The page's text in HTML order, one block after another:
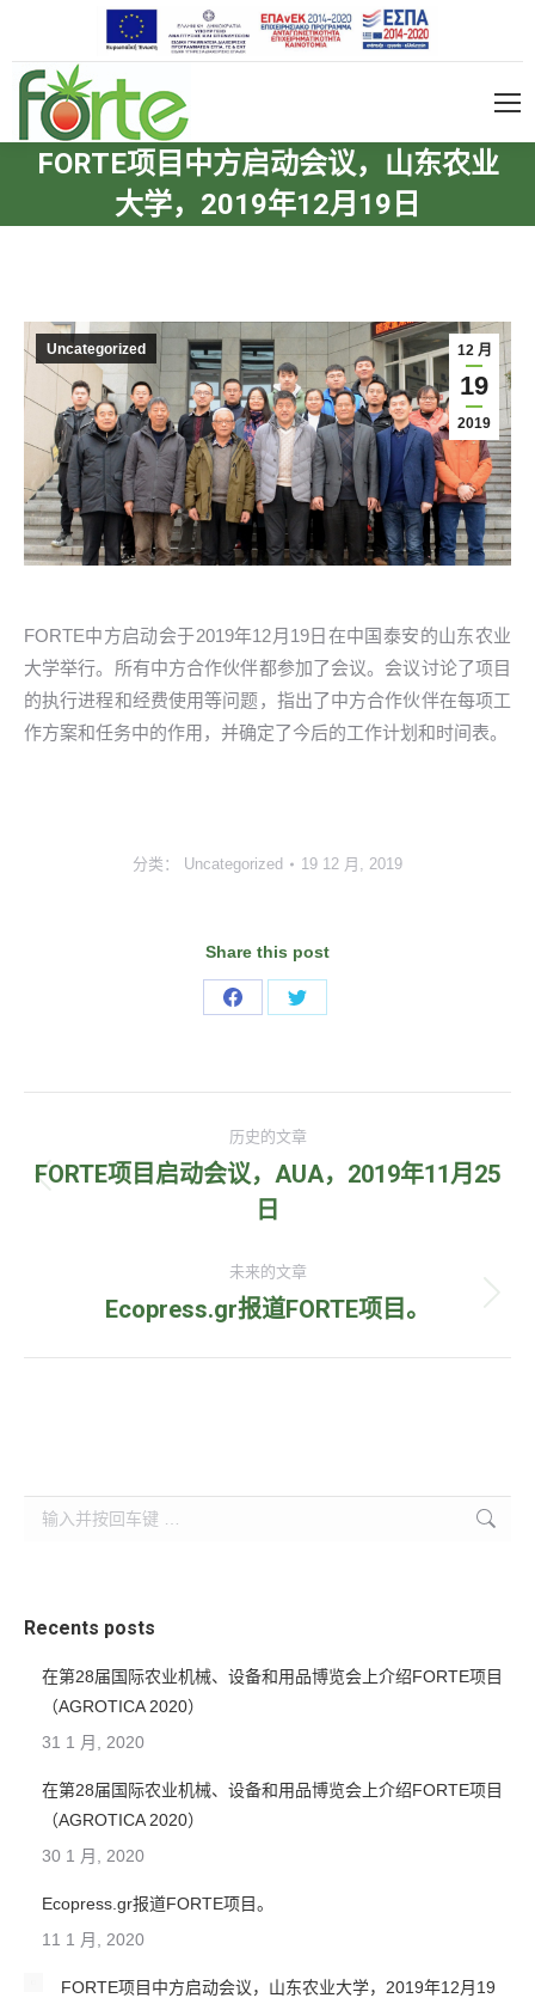
FORTE项目中方启动会议，山东农业
大学，2019年12月19日
12 月
19
2019
Uncategorized
FORTE中方启动会于2019年12月19日在中国泰安的山东农业
大学举行。所有中方合作伙伴都参加了会议。会议讨论了项目
的执行进程和经费使用等问题，指出了中方合作伙伴在每项工
作方案和任务中的作用，并确定了今后的工作计划和时间表。
分类： Uncategorized 19 12 月, 2019
Share this post
Share
Share
章
历史的文章
史
章：
FORTE项目启动会议，AUA，2019年11月25
日
未来的文章
未
Ecopress.gr报道FORTE项目。
Search:
Recents posts
在第28届国际农业机械、设备和用品博览会上介绍FORTE项目
（AGROTICA 2020）
31 1 月, 2020
在第28届国际农业机械、设备和用品博览会上介绍FORTE项目
（AGROTICA 2020）
30 1 月, 2020
Ecopress.gr报道FORTE项目。
11 1 月, 2020
FORTE项目中方启动会议，山东农业大学，2019年12月19